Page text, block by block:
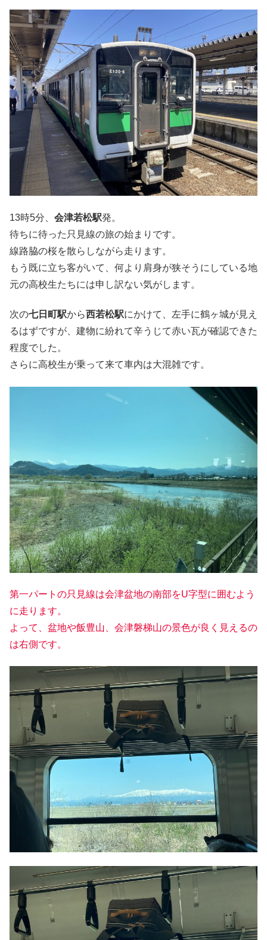
13時5分、 会津若松駅発。
待ちに待った只見線の旅の始まりです。
線路脇の桜を散らしながら走ります。
もう既に立ち客がいて、何より肩身が狭そうにしている地
元の高校生たちには申し訳ない気がします。
次の七日町駅から西若松駅にかけて、左手に鶴ヶ城が見え
るはずですが、建物に紛れて辛うじて赤い瓦が確認できた
程度でした。
さらに高校生が乗って来て車内は大混雑です。
第一パートの只見線は会津盆地の南部をU字型に囲むよう
に走ります。
よって、盆地や飯豊山、会津磐梯山の景色が良く見えるの
は右側です。